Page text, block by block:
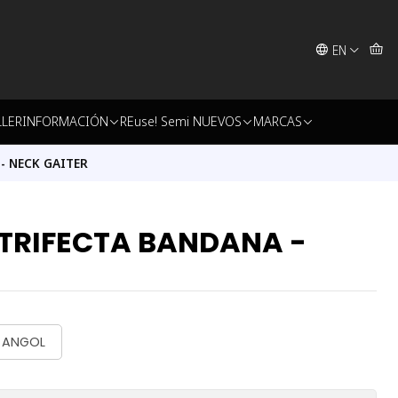
EN
INFORMACIÓN REuse! Semi NUEVOS MARCAS
NECK GAITER
BANDANA -